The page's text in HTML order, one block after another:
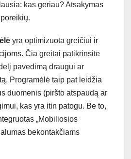
kas geriau? Atsakymas
yra optimizuota greičiui ir
Čia greitai patikrinsite
pavedimą draugui ar
Programėlė taip pat leidžia
duomenis (piršto atspaudą ar
kas yra itin patogu. Be to,
„Mobiliosios
bekontakčiams